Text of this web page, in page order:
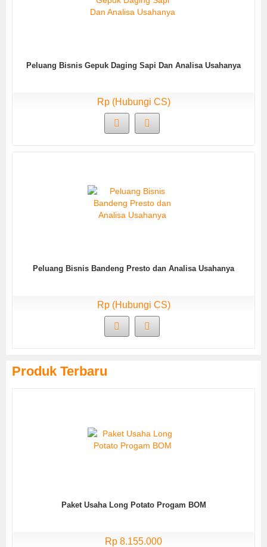
Peluang Bisnis Gepuk Daging Sapi Dan Analisa Usahanya
Rp (Hubungi CS)
Peluang Bisnis Bandeng Presto dan Analisa Usahanya
Rp (Hubungi CS)
Produk Terbaru
Paket Usaha Long Potato Progam BOM
Rp 8.155.000